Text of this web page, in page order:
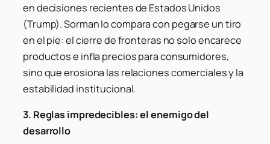
en decisiones recientes de Estados Unidos
(Trump). Sorman lo compara con pegarse un tiro
en el pie: el cierre de fronteras no solo encarece
productos e infla precios para consumidores,
sino que erosiona las relaciones comerciales y la
estabilidad institucional.
3. Reglas impredecibles: el enemigo del
desarrollo